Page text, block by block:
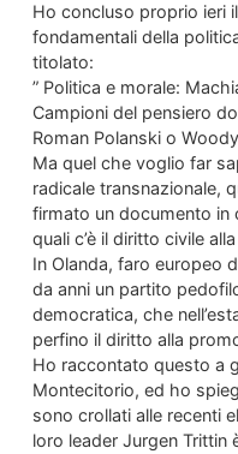
Ho concluso proprio ieri
fondamentali della
titolato:
” Politica e morale:
Campioni del pensiero
Roman Polanski o
Ma quel che voglio far
radicale transnazionale,
firmato un documento in
quali c’è il diritto civile
In Olanda, faro europeo
da anni un partito
democratica, che
perfino il diritto alla
Ho raccontato questo a
Montecitorio, ed ho
sono crollati alle recenti
loro leader Jurgen Trittin